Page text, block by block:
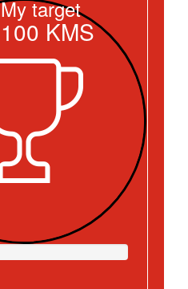
My target
100 KMS